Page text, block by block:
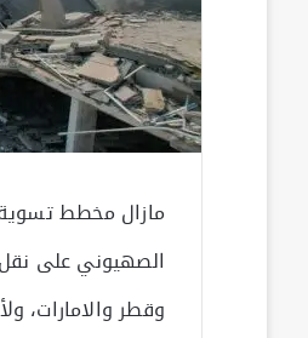
مازال مخطط تسوية
الصهيوني على
وقطر والامارات،